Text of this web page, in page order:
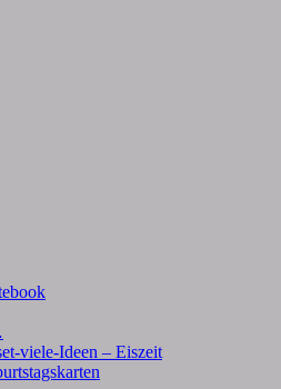
viele-Ideen – Eiszeit